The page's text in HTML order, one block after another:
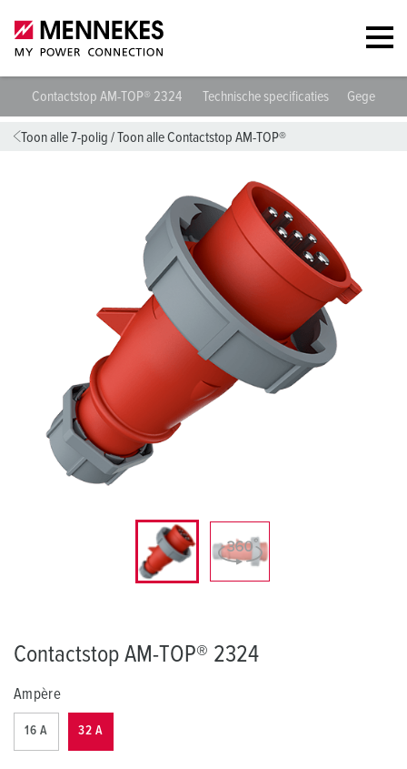
Contactstop AM-TOP® 2324 Technische specificaties
Toon alle 7-polig /Toon alle Contactstop AM-TOP®
Contactstop AM-TOP® 2324
Ampère
16 A 32 A